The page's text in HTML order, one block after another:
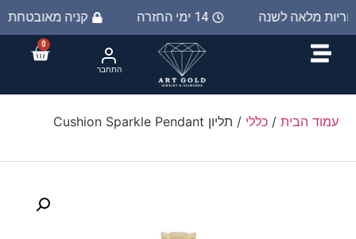
קניה מאובטחת ב 14 ימי החזרה מלאה לשנה
0
התחבר
עמוד הבית / כללי / תליון Cushion Sparkle Pendant